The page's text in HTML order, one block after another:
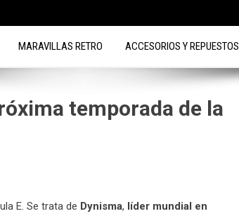
MARAVILLAS RETRO ACCESORIOS Y REPUESTOS
temporada de la
E. Se trata de Dynisma, líder mundial en